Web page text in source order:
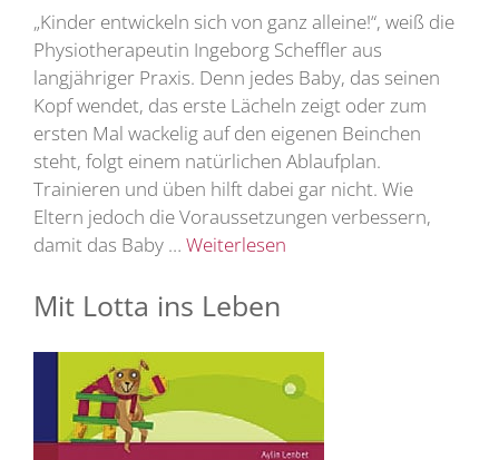
„Kinder entwickeln sich von ganz alleine!“, weiß die
Physiotherapeutin Ingeborg Scheffler aus
langjähriger Praxis. Denn jedes Baby, das seinen
Kopf wendet, das erste Lächeln zeigt oder zum
ersten Mal wackelig auf den eigenen Beinchen
steht, folgt einem natürlichen Ablaufplan.
Trainieren und üben hilft dabei gar nicht. Wie
Eltern jedoch die Voraussetzungen verbessern,
damit das Baby … Weiterlesen
Mit Lotta ins Leben